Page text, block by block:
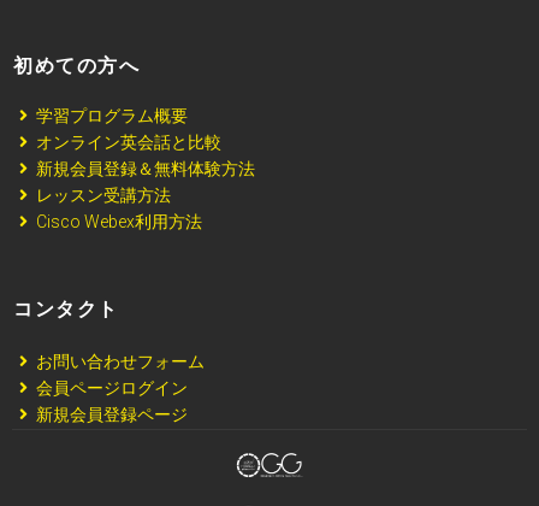
初めての方へ
学習プログラム概要
オンライン英会話と比較
新規会員登録＆無料体験方法
レッスン受講方法
Cisco Webex利用方法
コンタクト
お問い合わせフォーム
会員ページログイン
新規会員登録ページ